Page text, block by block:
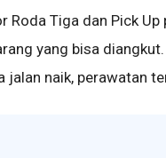
Roda Tiga dan Pick
yang bisa
jalan naik, perawatan